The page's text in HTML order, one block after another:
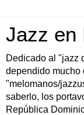
Jazz en
Dedicado al "jazz
dependido mucho
"melomanos/
saberlo, los
República